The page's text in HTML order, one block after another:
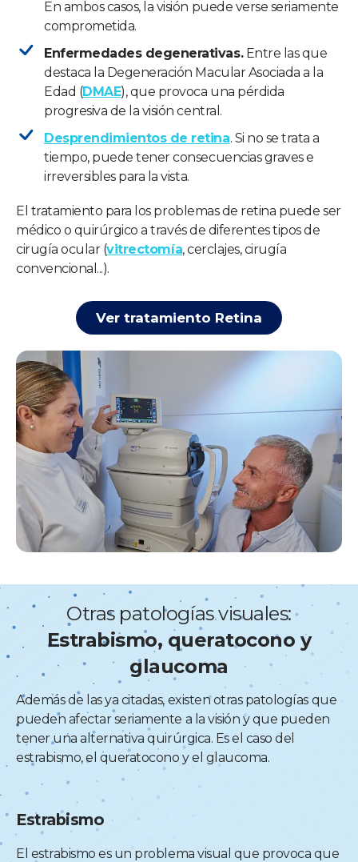
En ambos casos, la visión puede verse seriamente
comprometida.
Enfermedades degenerativas.Entre las que
destaca la Degeneración Macular Asociada a la
Edad (DMAE), que provoca una pérdida
progresiva de la visión central.
Desprendimientos de retina. Si no se trata a
tiempo, puede tener consecuencias graves e
irreversibles para la vista.
El tratamiento para los problemas de retina puede ser
médico o quirúrgico a través de diferentes tipos de
cirugía ocular (vitrectomía, cerclajes, cirugía
convencional...).
Ver tratamiento Retina
Otras patologías visuales:
Estrabismo, queratocono y
glaucoma
Además de las ya citadas, existen otras patologías que
pueden afectar seriamente a la visión y que pueden
tener una alternativa quirúrgica. Es el caso del
estrabismo, el queratocono y el glaucoma.
Estrabismo
El estrabismo es un problema visual que provoca que